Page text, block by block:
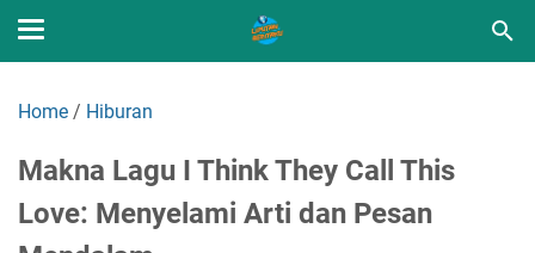
Home / Hiburan
Makna Lagu I Think They Call This
Love: Menyelami Arti dan Pesan